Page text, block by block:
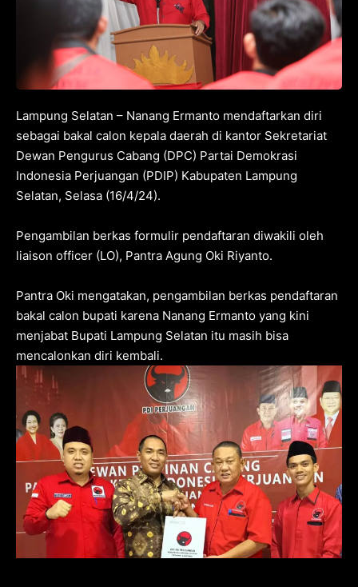
Lampung Selatan – Nanang Ermanto mendaftarkan diri
sebagai bakal calon kepala daerah di kantor Sekretariat
Dewan Pengurus Cabang (DPC) Partai Demokrasi
Indonesia Perjuangan (PDIP) Kabupaten Lampung
Selatan, Selasa (16/4/24).
Pengambilan berkas formulir pendaftaran diwakili oleh
liaison officer (LO), Pantra Agung Oki Riyanto.
Pantra Oki mengatakan, pengambilan berkas pendaftaran
bakal calon bupati karena Nanang Ermanto yang kini
menjabat Bupati Lampung Selatan itu masih bisa
mencalonkan diri kembali.